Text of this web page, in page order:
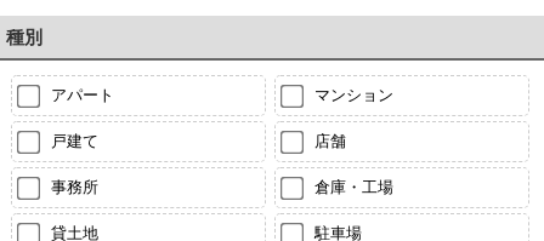
種別
アパート マンション
戸建て 店舗
事務所 倉庫・工場
貸土地 駐車場